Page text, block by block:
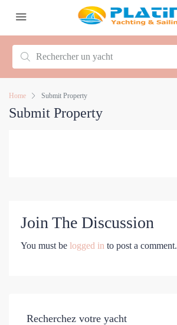
Home Submit Property
Submit Property
Join The Discussion
You must be logged in to post a comment.
Recherchez votre yacht